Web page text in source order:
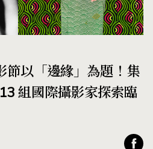
節以「邊緣」為題！集
組國際攝影家探索臨